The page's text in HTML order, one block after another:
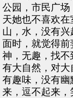
公园，市民广
天她也不喜欢在
山，水，没有
面时，就觉得
神，无趣，找
有大自然，对
有趣味，没有
来，逗不起来，